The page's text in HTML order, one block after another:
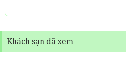
Khách sạn đã xem